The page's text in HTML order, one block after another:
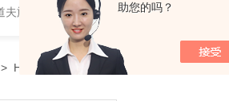
助您的吗？
夫旋转蒸发仪
> Hpt结合珠蛋白（Hpt）ELISA 试剂盒